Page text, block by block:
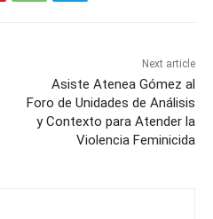
Next article
Asiste Atenea Gómez al
Foro de Unidades de Análisis
y Contexto para Atender la
Violencia Feminicida